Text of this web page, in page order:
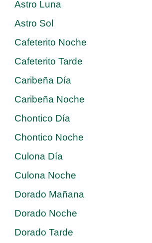
Astro Luna
Astro Sol
Cafeterito Noche
Cafeterito Tarde
Caribeña Día
Caribeña Noche
Chontico Día
Chontico Noche
Culona Día
Culona Noche
Dorado Mañana
Dorado Noche
Dorado Tarde